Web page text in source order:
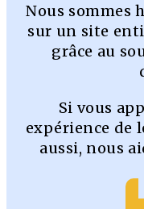
Nous sommes
sur un site
grâce au
Si vous
expérience de
aussi, nous